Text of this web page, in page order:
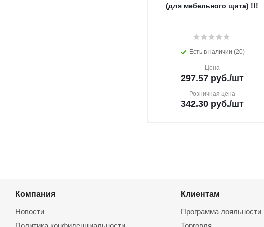
(для мебельного щита) !!!
Есть в наличии (20)
Цена
297.57руб./шт
Розничная цена
342.30руб./шт
Компания
Новости
Клиентам
Программа лояльности